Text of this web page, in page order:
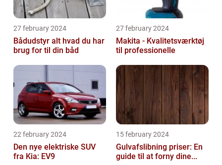
27 february 2024
Bådudstyr alt hvad du har
brug for til din båd
27 february 2024
Makita - Kvalitetsværktøj
til professionelle
22 february 2024
Den nye elektriske SUV
fra Kia: EV9
15 february 2024
Gulvafslibning priser: En
guide til at forny dine...